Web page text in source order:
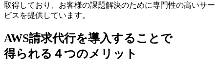
取得しており、お客様の課題解決のために専門性の高いサー
ビスを提供しています。
AWS請求代行を導入することで
得られる４つのメリット